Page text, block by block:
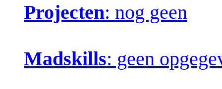
Projecten: nog geen
Madskills: geen